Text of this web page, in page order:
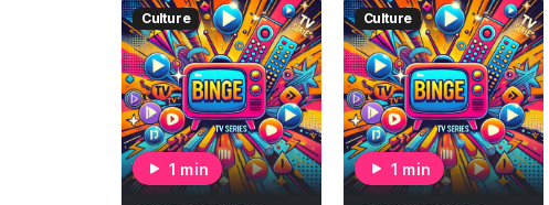
Culture
1 min
Culture
1 min